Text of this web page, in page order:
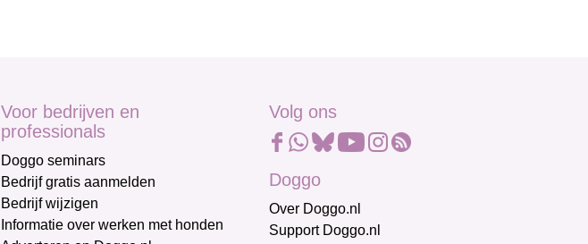
Voor bedrijven en
professionals
Doggo seminars
Bedrijf gratis aanmelden
Bedrijf wijzigen
Informatie over werken met honden
Volg ons
Doggo
Over Doggo.nl
Support Doggo.nl